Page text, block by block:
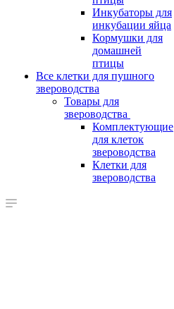
Инкубаторы для
инкубации яйца
Кормушки для
домашней
птицы
Все клетки для пушного
звероводства
Товары для
звероводства
Комплектующие
для клеток
звероводства
Клетки для
звероводства